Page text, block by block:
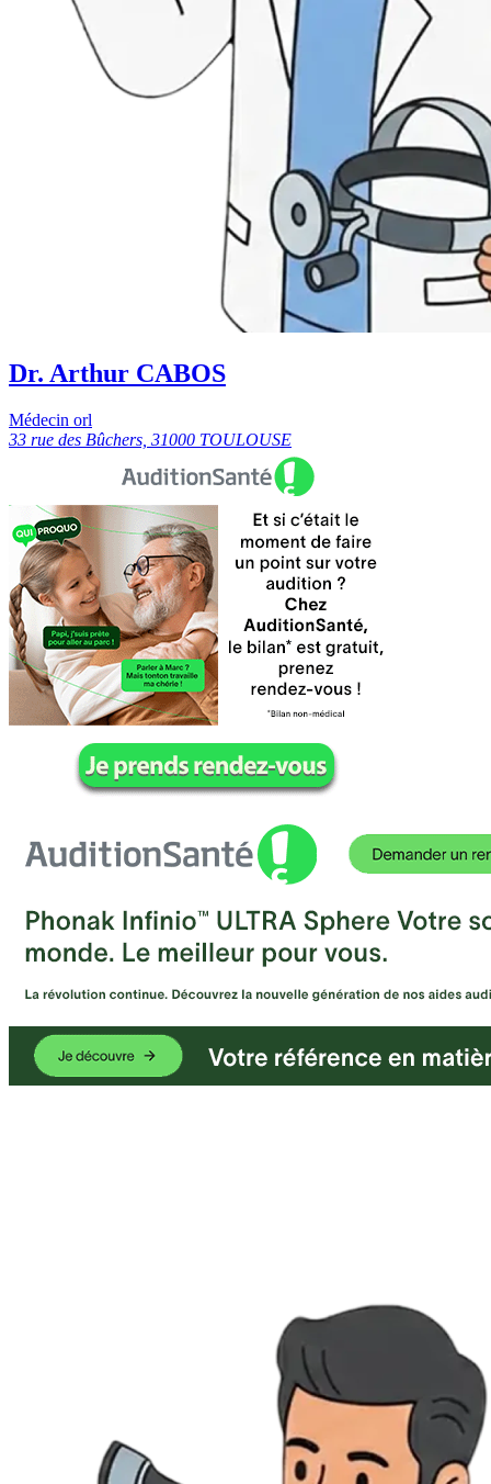
Dr. Arthur CABOS
Médecin orl
33 rue des Bûchers, 31000 TOULOUSE